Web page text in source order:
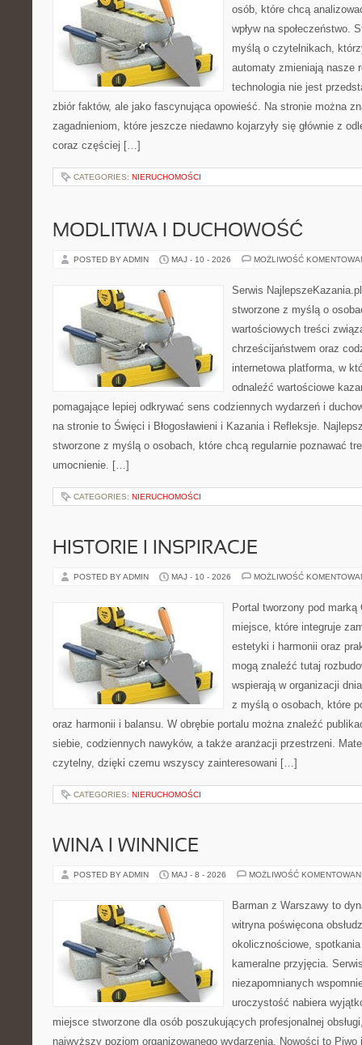
osób, które chcą
wpływ na społeczeństwo.
myślą o czytelnikach,
automaty zmieniają nasze
technologia nie jest
zbiór faktów, ale jako fascynująca opowieść. Na stronie można
zagadnieniom, które jeszcze niedawno kojarzyły się głównie z
coraz częściej […]
CATEGORIES: NIERUCHOMOŚCI
MODLITWA I DUCHOWOŚĆ
POSTED BY ADMIN MAJ - 10 - 2026 MOŻLIWOŚĆ
Serwis
stworzone z myślą o
wartościowych treści
chrześcijaństwem oraz
internetowa platforma, w
odnaleźć wartościowe
pomagające lepiej odkrywać sens codziennych wydarzeń i
na stronie to Święci i Błogosławieni i Kazania i Refleksje.
stworzone z myślą o osobach, które chcą regularnie poznawać
umocnienie. […]
CATEGORIES: NIERUCHOMOŚCI
HISTORIE I INSPIRACJE
POSTED BY ADMIN MAJ - 10 - 2026 MOŻLIWOŚĆ
Portal tworzony pod
miejsce, które integruje
estetyki i harmonii oraz
mogą znaleźć tutaj
wspierają w organizacji
z myślą o osobach, które
oraz harmonii i balansu. W obrębie portalu można znaleźć
siebie, codziennych nawyków, a także aranżacji przestrzeni.
czytelny, dzięki czemu wszyscy zainteresowani […]
CATEGORIES: NIERUCHOMOŚCI
WINA I WINNICE
POSTED BY ADMIN MAJ - 8 - 2026 MOŻLIWOŚĆ
Barman z Warszawy to
witryna poświęcona
okolicznościowe,
kameralne przyjęcia.
niezapomnianych
uroczystość nabiera
miejsce stworzone dla osób poszukujących profesjonalnej
najwyższy poziom organizowanego wydarzenia. Nowości to